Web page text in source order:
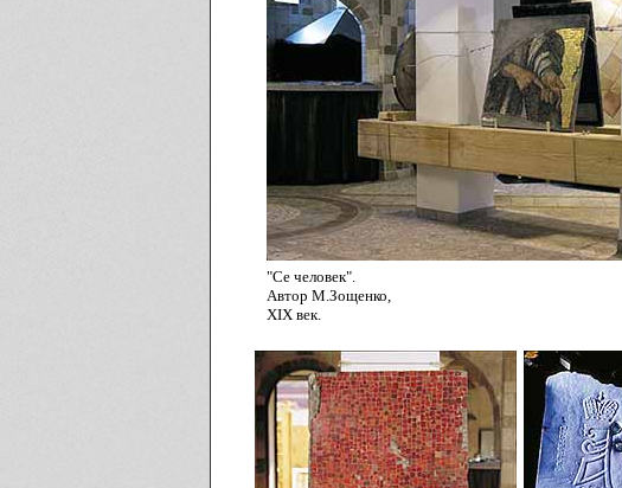
"Се человек".
Автор М.Зощенко,
XIX век.